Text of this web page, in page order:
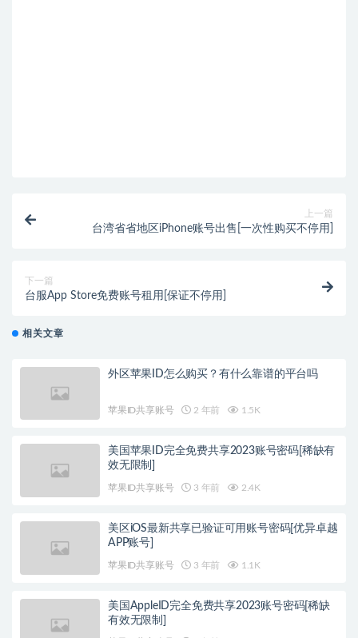
上一篇
台湾省省地区iPhone账号出售[一次性购买不停用]
下一篇
台服App Store免费账号租用[保证不停用]
相关文章
外区苹果ID怎么购买？有什么靠谱的平台吗
苹果ID共享账号 2 年前 1.5K
美国苹果ID完全免费共享2023账号密码[稀缺有
效无限制]
苹果ID共享账号 3 年前 2.4K
美区iOS最新共享已验证可用账号密码[优异卓越
APP账号]
苹果ID共享账号 3 年前 1.1K
美国AppleID完全免费共享2023账号密码[稀缺
有效无限制]